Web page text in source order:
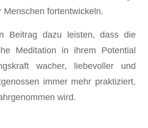
Menschen fortentwickeln.
Beitrag dazu leisten, dass die
Meditation in ihrem Potential
wacher, liebevoller und
immer mehr praktiziert,
wird.